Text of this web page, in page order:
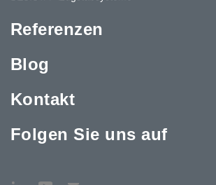
Referenzen
Blog
Kontakt
Folgen Sie uns auf